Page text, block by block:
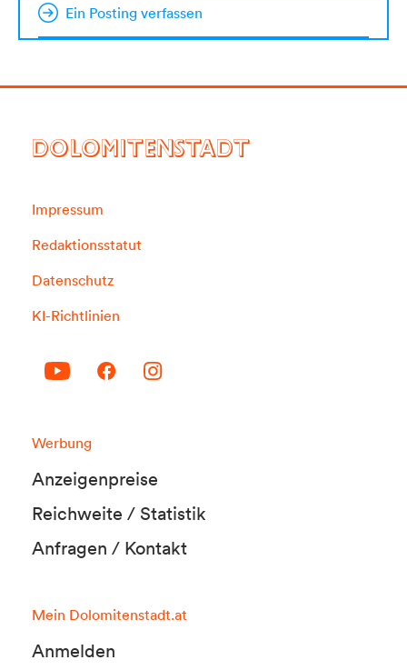
Ein Posting verfassen
DOLOMITENSTADT
Impressum
Redaktionsstatut
Datenschutz
KI-Richtlinien
Werbung
Anzeigenpreise
Reichweite / Statistik
Anfragen / Kontakt
Mein Dolomitenstadt.at
Anmelden